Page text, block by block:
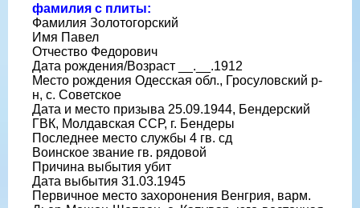
фамилия с плиты:
Фамилия Золотогорский
Имя Павел
Отчество Федорович
Дата рождения/Возраст __.__.1912
Место рождения Одесская обл., Гросуловский р-
н, с. Советское
Дата и место призыва 25.09.1944, Бендерский
ГВК, Молдавская ССР, г. Бендеры
Последнее место службы 4 гв. сд
Воинское звание гв. рядовой
Причина выбытия убит
Дата выбытия 31.03.1945
Первичное место захоронения Венгрия, варм.